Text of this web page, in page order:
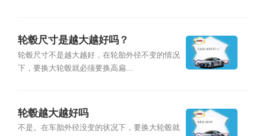
轮毂尺寸是越大越好吗？
轮毂尺寸不是越大越好，在轮胎外径不变的情况
下，要换大轮毂就必须要换高扁...
轮毂越大越好吗
不是。在车胎外径没变的状况下，要换大轮毂就